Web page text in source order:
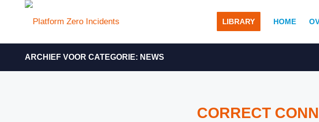
LIBRARY HOME
ARCHIEF VOOR CATEGORIE: NEWS
CORRECT